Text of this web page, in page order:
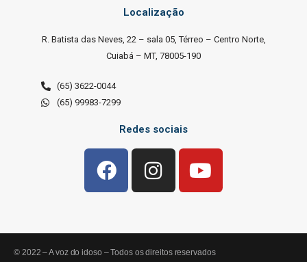
Localização
R. Batista das Neves, 22 – sala 05, Térreo – Centro Norte,
Cuiabá – MT, 78005-190
(65) 3622-0044
(65) 99983-7299
Redes sociais
© 2022 – A voz do idoso – Todos os direitos reservados